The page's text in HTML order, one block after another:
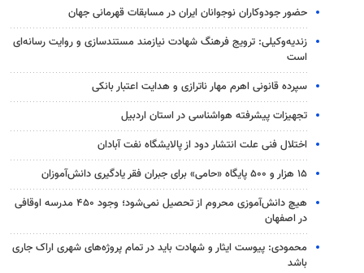
حضور جودوکاران نوجوانان ایران در مسابقات قهرمانی جهان
زندیه‌وکیلی: ترویج فرهنگ شهادت نیازمند مستندسازی و روایت رسانه‌ای
است
سپرده قانونی اهرم مهار ناترازی و هدایت اعتبار بانکی
تجهیزات پیشرفته هواشناسی در استان اردبیل
اختلال فنی علت انتشار دود از پالایشگاه نفت آبادان
۱۵ هزار و ۵۰۰ پایگاه «حامی» برای جبران فقر یادگیری دانش‌آموزان
هیچ دانش‌آموزی محروم از تحصیل نمی‌شود؛ وجود ۴۵۰ مدرسه اوقافی
در اصفهان
محمودی: پیوست ایثار و شهادت باید در تمام پروژه‌های شهری اراک جاری
باشد